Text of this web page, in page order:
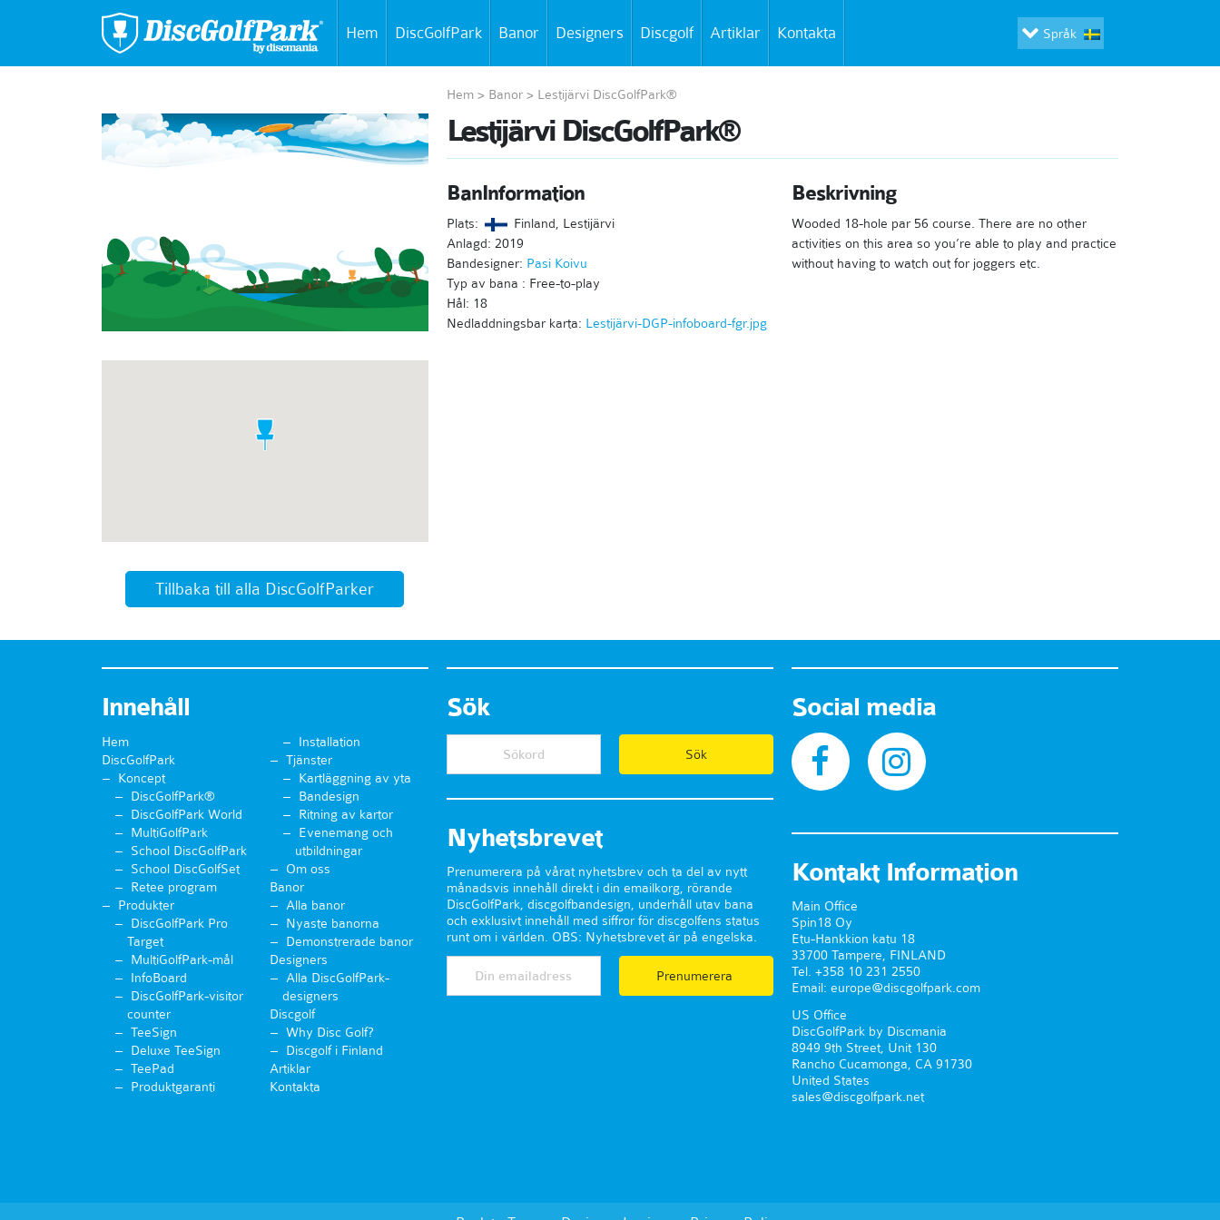
Hem DiscGolfPark Banor Designers Discgolf Artiklar Kontakta Språk
Tillbaka till alla DiscGolfParker
Hem > Banor> Lestijärvi DiscGolfPark®
Lestijärvi DiscGolfPark®
BanInformation
Plats:
Finland, Lestijärvi
Anlagd: 2019
Bandesigner: Pasi Koivu
Typ av bana : Free-to-play
Hål: 18
Nedladdningsbar karta: Lestijärvi-DGP-infoboard-fgr.jpg
Beskrivning
Wooded 18-hole par 56 course. There are no other
activities on this area so you’re able to play and practice
without having to watch out for joggers etc.
Innehåll
Hem
DiscGolfPark
Koncept
DiscGolfPark®
DiscGolfPark World
MultiGolfPark
School DiscGolfPark
School DiscGolfSet
Retee program
Produkter
DiscGolfPark Pro
Target
MultiGolfPark-mål
InfoBoard
DiscGolfPark-visitor
counter
TeeSign
Deluxe TeeSign
TeePad
Produktgaranti
Installation
Tjänster
Kartläggning av yta
Bandesign
Ritning av kartor
Evenemang och
utbildningar
Om oss
Banor
Alla banor
Nyaste banorna
Demonstrerade banor
Designers
Alla DiscGolfPark-
designers
Discgolf
Why Disc Golf?
Discgolf i Finland
Artiklar
Kontakta
Sök
Nyhetsbrevet
Prenumerera på vårat nyhetsbrev och ta del av nytt
månadsvis innehåll direkt i din emailkorg, rörande
DiscGolfPark, discgolfbandesign, underhåll utav bana
och exklusivt innehåll med siffror för discgolfens status
runt om i världen. OBS: Nyhetsbrevet är på engelska.
Prenumerera
Social media
Kontakt Information
Main Office
Spin18 Oy
Etu-Hankkion katu 18
33700 Tampere, FINLAND
Tel. +358 10 231 2550
Email: europe@discgolfpark.com
US Office
DiscGolfPark by Discmania
8949 9th Street, Unit 130
Rancho Cucamonga, CA 91730
United States
sales@discgolfpark.net